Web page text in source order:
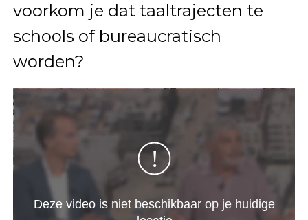
voorkom je dat taaltrajecten te
schools of bureaucratisch
worden?